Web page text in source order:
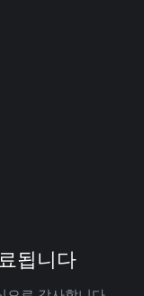
됩니다